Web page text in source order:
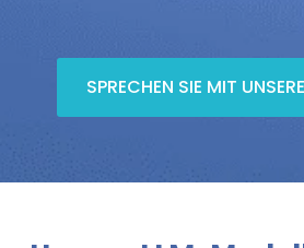
SPRECHEN SIE MIT